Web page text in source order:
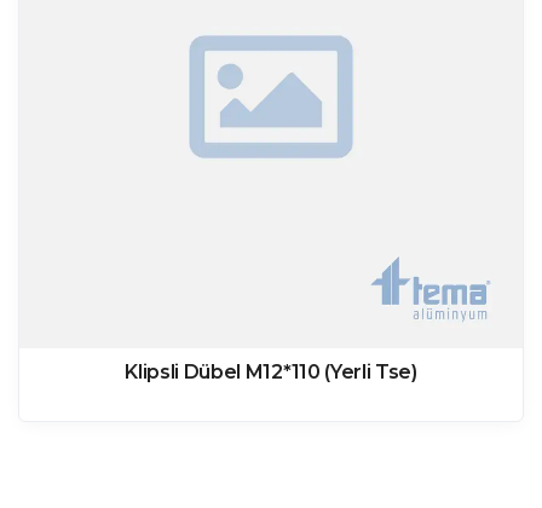
Klipsli Dübel M12*110 (Yerli Tse)